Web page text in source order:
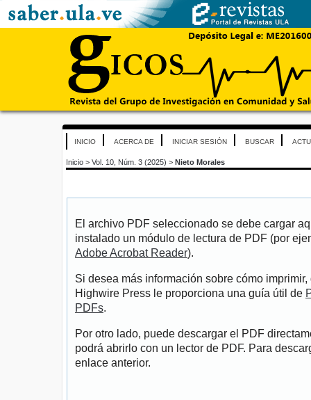
INICIO ACERCA DE INICIAR SESIÓN BUSCAR
Inicio > Vol. 10, Núm. 3 (2025) > Nieto Morales
El archivo PDF seleccionado se debe cargar
instalado un módulo de lectura de PDF (por
Adobe Acrobat Reader).
Si desea más información sobre cómo
Highwire Press le proporciona una guía útil de
PDFs.
Por otro lado, puede descargar el PDF
podrá abrirlo con un lector de PDF. Para
enlace anterior.